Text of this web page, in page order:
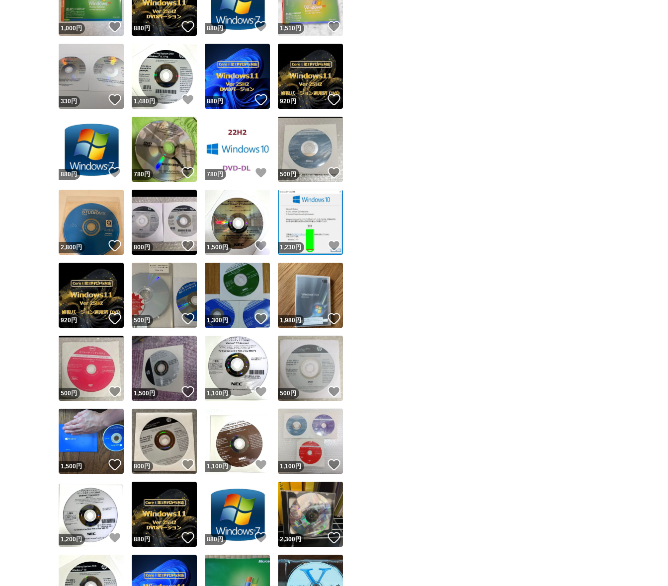
スピード＆安心発送
このユーザーは高頻度で24時間以内＆設定した発送日数内に発送してい
ます
スピード発送 このユーザーは高頻度で24時間以内に発送しています
安心発送 このユーザーは設定した発送日数内に発送しています
1,000円 いいね！
880円 いいね！
880円 いいね！
1,510 円
330円 いいね！
1,480円 いいね！
880円 いいね！
920円 いいね！
880円 いいね！
780円 いいね！
780 円 いいね！
500円 いいね！
2,800円 いいね！
800円 いいね！
1,500円 いいね！
1,230 円
920円 いいね！
500円 いいね！
1,300円 いいね！
1,980円 いいね！
500円 いいね！
1,500円 いいね！
1,100円 いいね！
500円 いいね！
1,500円 いいね！
800円 いいね！
1,100円 いいね！
1,100円
1,200円 いいね！
880円 いいね！
880円 いいね！
2,300円 いいね！